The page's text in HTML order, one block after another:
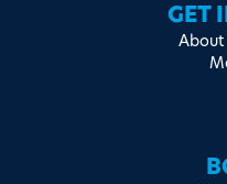
GET
About